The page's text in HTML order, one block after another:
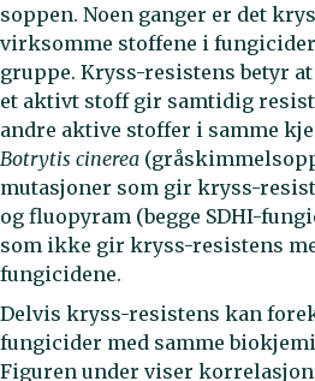
soppen. Noen ganger er det
virksomme stoffene i
gruppe. Kryss-resistens betyr
et aktivt stoff gir samtidig
andre aktive stoffer i samme
Botrytis cinerea
mutasjoner som gir kryss-
og fluopyram (begge SDHI-
som ikke gir kryss-resistens
fungicidene.
Delvis kryss-resistens kan
fungicider med samme
Figuren under viser